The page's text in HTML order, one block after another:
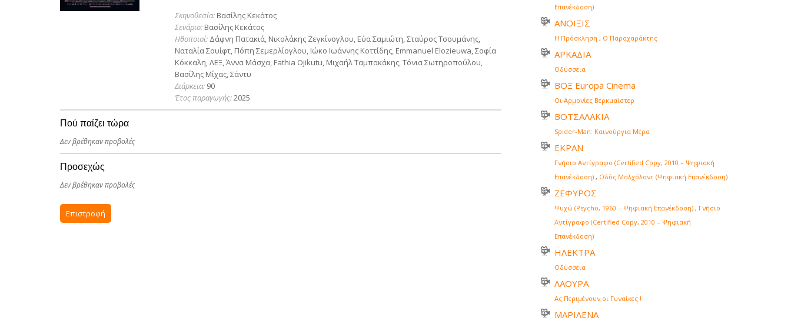
Σκηνοθεσία: Βασίλης Κεκάτος
Σενάριο: Βασίλης Κεκάτος
Ηθοποιοί: Δάφνη Πατακιά, Νικολάκης Ζεγκίνογλου, Εύα Σαμιώτη, Σταύρος Τσουμάνης,
Ναταλία Σουίφτ, Πόπη Σεμερλίογλου, Ιώκο Ιωάννης Κοττίδης, Emmanuel Elozieuwa, Σοφία
Κόκκαλη, ΛΕΞ, Άννα Μάσχα, Fathia Ojikutu, Μιχαήλ Ταμπακάκης, Τόνια Σωτηροπούλου,
Βασίλης Μίχας, Σάντυ
Διάρκεια: 90
Έτος παραγωγής:2025
Πού παίζει τώρα
Δεν βρέθηκαν προβολές
Προσεχώς
Δεν βρέθηκαν προβολές
Επιστροφή
Επανέκδοση)
ΑΝΟΙΞΙΣ
Η Πρόσκληση , Ο Παραχαράκτης
ΑΡΚΑΔΙΑ
Οδύσσεια
ΒΟΞ Europa Cinema
Οι Αρμονίες Βέρκμαϊστερ
ΒΟΤΣΑΛΑΚΙΑ
Spider-Man: Καινούργια Μέρα
ΕΚΡΑΝ
Γνήσιο Αντίγραφο (Certified Copy, 2010 – Ψηφιακή
Επανέκδοση) , Οδός Μαλχόλαντ (Ψηφιακή Επανέκδοση)
ΖΕΦΥΡΟΣ
Ψυχώ (Psycho, 1960 – Ψηφιακή Επανέκδοση) , Γνήσιο
Αντίγραφο (Certified Copy, 2010 – Ψηφιακή
Επανέκδοση)
ΗΛΕΚΤΡΑ
Οδύσσεια
ΛΑΟΥΡΑ
Ας Περιμένουν οι Γυναίκες !
ΜΑΡΙΛΕΝΑ